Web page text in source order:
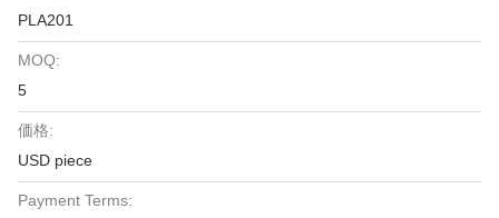
PLA201
MOQ:
5
価格:
USD piece
Payment Terms: